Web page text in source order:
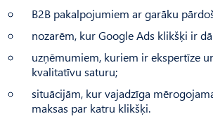
B2B pakalpojumiem ar garāku
nozarēm, kur Google Ads klikšķi ir
uzņēmumiem, kuriem ir ekspertīze
kvalitatīvu saturu;
situācijām, kur vajadzīga
maksas par katru klikšķi.